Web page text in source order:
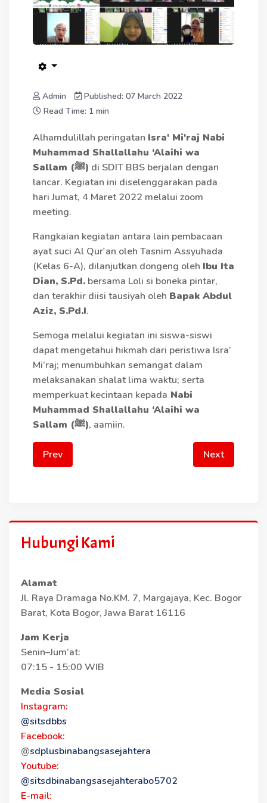
Admin
Published: 07 March 2022
Read Time: 1 min
Alhamdulillah peringatan Isra' Mi'raj Nabi
Muhammad Shallallahu ‘Alaihi wa
Sallam (ﷺ) di SDIT BBS berjalan dengan
lancar. Kegiatan ini diselenggarakan pada
hari Jumat, 4 Maret 2022 melalui zoom
meeting.
Rangkaian kegiatan antara lain pembacaan
ayat suci Al Qur'an oleh Tasnim Assyuhada
(Kelas 6-A), dilanjutkan dongeng oleh Ibu Ita
Dian, S.Pd. bersama Loli si boneka pintar,
dan terakhir diisi tausiyah oleh Bapak Abdul
Aziz, S.Pd.I.
Semoga melalui kegiatan ini siswa-siswi
dapat mengetahui hikmah dari peristiwa Isra’
Mi’raj; menumbuhkan semangat dalam
melaksanakan shalat lima waktu; serta
memperkuat kecintaan kepada Nabi
Muhammad Shallallahu ‘Alaihi wa
Sallam (ﷺ), aamiin.
Prev Next
Hubungi Kami
Alamat
Jl. Raya Dramaga No.KM. 7, Margajaya, Kec. Bogor
Barat, Kota Bogor, Jawa Barat 16116
Jam Kerja
Senin–Jum’at:
07:15 - 15:00 WIB
Media Sosial
Instagram:
@sitsdbbs
Facebook:
@sdplusbinabangsasejahtera
Youtube:
@sitsdbinabangsasejahterabo5702
E-mail: